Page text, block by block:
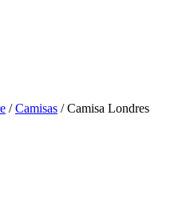
/Camisas / Camisa Londres